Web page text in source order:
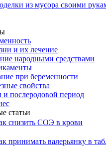
из мусора своими
и их лечение
народными средствами
при беременности
свойства
и послеродовой период
статьи
снизить СОЭ в крови
принимать валерьянку в